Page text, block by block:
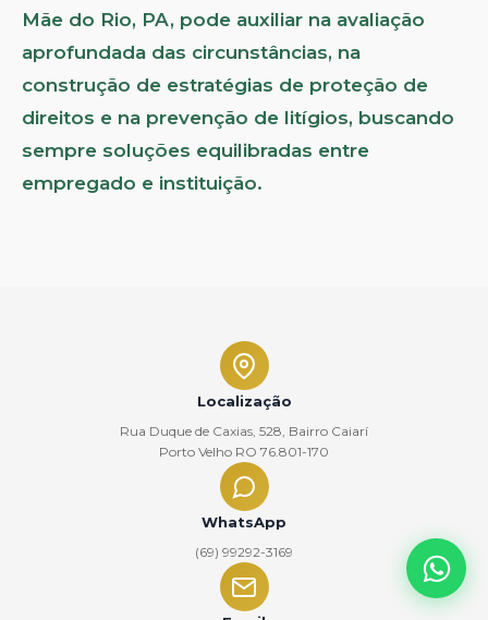
Mãe do Rio, PA, pode auxiliar na avaliação
aprofundada das circunstâncias, na
construção de estratégias de proteção de
direitos e na prevenção de litígios, buscando
sempre soluções equilibradas entre
empregado e instituição.
Localização
Rua Duque de Caxias, 528, Bairro Caiarí
Porto Velho RO 76.801-170
WhatsApp
(69) 99292-3169